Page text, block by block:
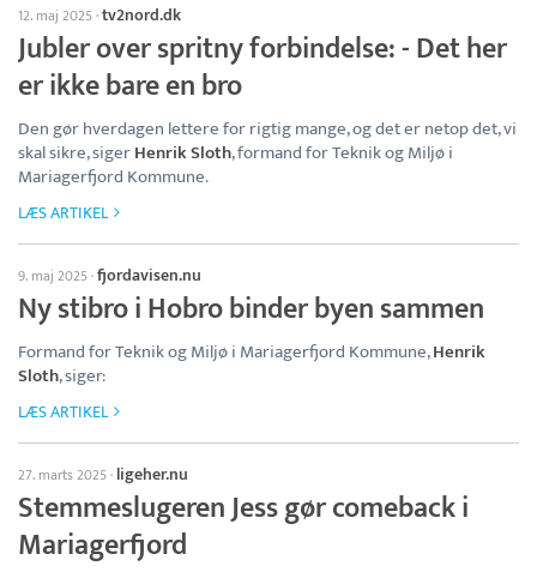
12. maj 2025·tv2nord.dk
Jubler over spritny forbindelse: - Det her
er ikke bare en bro
Den gør hverdagen lettere for rigtig mange, og det er netop det, vi
skal sikre, sigerHenrik Sloth, formand for Teknik og Miljø i
Mariagerfjord Kommune.
LÆS ARTIKEL
9. maj 2025·fjordavisen.nu
Ny stibro i Hobro binder byen sammen
Formand for Teknik og Miljø i Mariagerfjord Kommune,Henrik
Sloth, siger:
LÆS ARTIKEL
27. marts 2025· ligeher.nu
Stemmeslugeren Jess gør comeback i
Mariagerfjord